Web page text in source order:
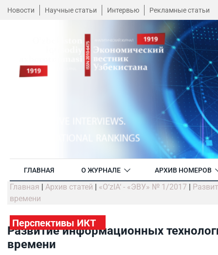
Новости Научные статьи Интервью Рекламные статьи
ГЛАВНАЯ О ЖУРНАЛЕ АРХИВ НОМЕРОВ
Главная | Архив статей | «O‘zIA‘ - «ЭВУ» № 1/2017 |
времени
Перспективы ИКТ
Развитие информационных
времени